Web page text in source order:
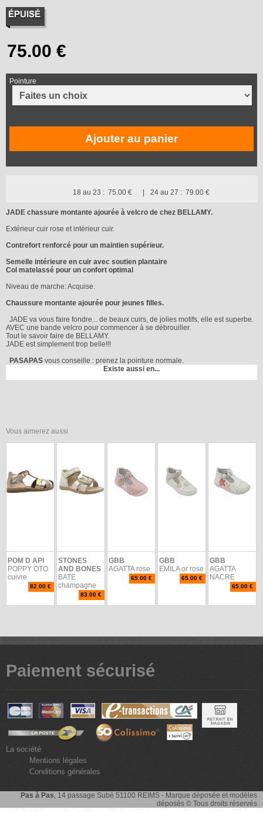
Pointure
Ajouter au panier
18 au 23 : 75.00 € 24 au 27 : 79.00 €
JADE chassure montante ajourée à velcro de chez BELLAMY.
Extérieur cuir rose et intérieur cuir.
Contrefort renforcé pour un maintien supérieur.
Semelle intérieure en cuir avec soutien plantaire
Col matelassé pour un confort optimal
Niveau de marche: Acquise.
Chaussure montante ajourée pour jeunes filles.
JADE va vous faire fondre... de beaux cuirs, de jolies motifs, elle est superbe.
AVEC une bande velcro pour commencer à se débrouiller.
Tout le savoir faire de BELLAMY.
JADE est simplement trop belle!!!
PASAPAS vous conseille : prenez la pointure normale.
Existe aussi en...
Vous aimerez aussi
POM D API
POPPY OTO
cuivre
82.00 €
STONES
AND BONES
BATE
champagne
83.00 €
GBB
AGATTA rose
65.00 €
GBB
EMILA or rose
65.00 €
GBB
AGATTA
NACRE
65.00 €
Paiement sécurisé
La société
Mentions légales
Conditions générales
Pas à Pas, 14 passage Subé 51100 REIMS - Marque déposée et modèles
déposés © Tous droits réservés